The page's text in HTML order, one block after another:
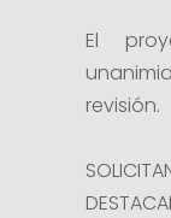
El
revisión.